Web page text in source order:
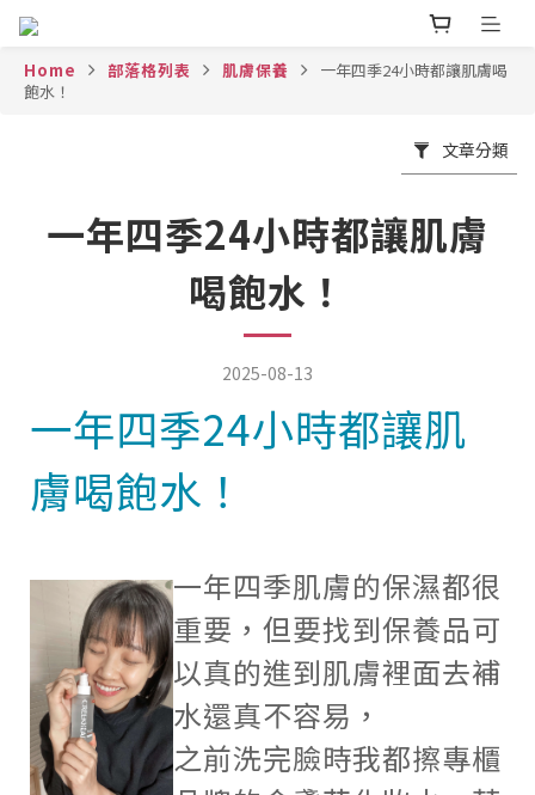
Home 部落格列表 肌膚保養
一年四季24小時都讓肌膚喝
飽水！
文章分類
一年四季24小時都讓肌膚
喝飽水！
2025-08-13
一年四季24小時都讓肌
膚喝飽水！
一年四季肌膚的保濕都很
重要，但要找到保養品可
以真的進到肌膚裡面去補
水還真不容易，
之前洗完臉時我都擦專櫃